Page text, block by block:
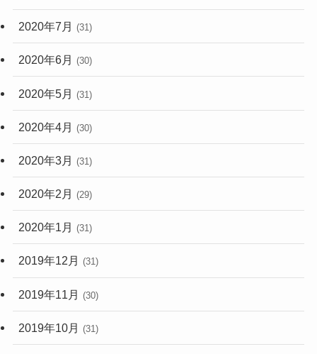
2020年7月 (31)
2020年6月 (30)
2020年5月 (31)
2020年4月 (30)
2020年3月 (31)
2020年2月 (29)
2020年1月 (31)
2019年12月 (31)
2019年11月 (30)
2019年10月 (31)